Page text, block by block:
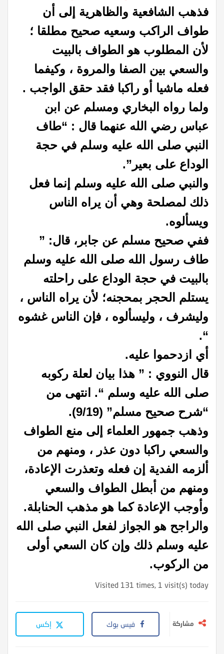
فذهب الشافعية والظاهرية إلى أن
طواف الراكب وسعيه صحيح مطلقا ؛
لأن المطلوب هو الطواف بالبيت
والسعي بين الصفا والمروة ، وكيفما
فعله ماشيا أو راكبا فقد حقق الواجب .
ولما رواه البخاري ومسلم عن ابن
عباس رضي الله عنهما قال : “طاف
النبي صلى الله عليه وسلم في حجة
الوداع على بعير”.
والنبي صلى الله عليه وسلم إنما فعل
ذلك لمصلحة وهي أن يراه الناس
ويسألوه.
ففي صحيح مسلم عن جابر، قال: ”
طاف رسول الله صلى الله عليه وسلم
بالبيت في حجة الوداع على راحلته
يستلم الحجر بمحجنه؛ لأن يراه الناس ،
وليشرف ، وليسألوه ، فإن الناس غشوه
“.
أي ازدحموا عليه.
قال النووي : ” هذا بيان لعلة ركوبه
صلى الله عليه وسلم “. انتهى من
“شرح صحيح مسلم” (9/19).
وذهب جمهور العلماء إلى منع الطواف
والسعي راكبا دون عذر ، ومنهم من
ألزمه الفدية إن فعله وتعذرت الإعادة،
ومنهم من أبطل الطواف والسعي
وأوجب الإعادة كما هو مذهب الحنابلة.
والراجح هو الجواز لفعل النبي صلى الله
عليه وسلم ذلك وإن كان السعي أولى
من الركوب.
Visited 131 times, 1 visit(s) today
مشاركة فيس بوك إكس